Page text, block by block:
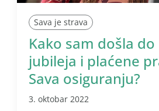
Sava je strava
Kako sam došla
jubileja i plaćene
Sava osiguranju?
3. oktobar 2022